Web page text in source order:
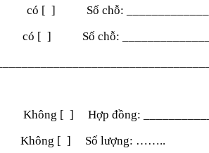
] có [ ] Số chỗ:
Số chỗ:
[ ] Hợp đồng:
[ ] Số lượng: ……..